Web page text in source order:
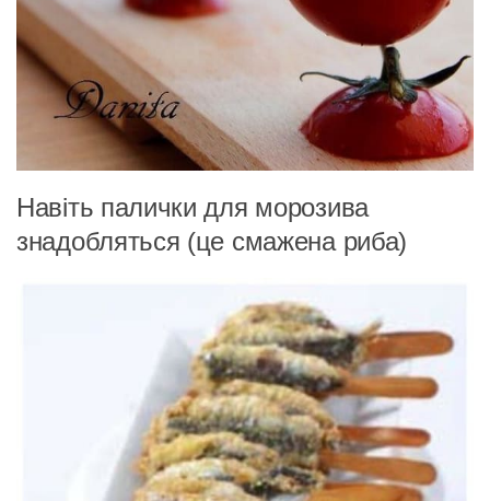
Навіть палички для морозива
знадобляться (це смажена риба)